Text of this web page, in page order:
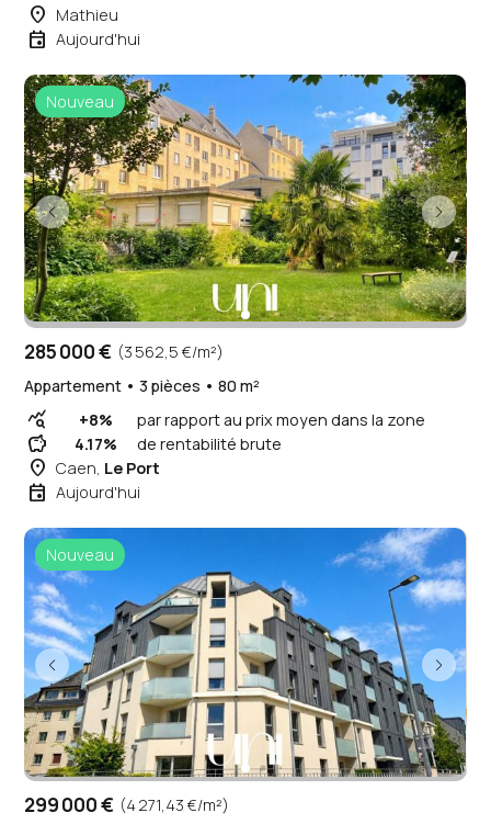
place Mathieu
event Aujourd'hui
Nouveau
285 000 € (3 562,5 €/m²)
Appartement • 3 pièces • 80 m²
query_stats +8% par rapport au prix moyen dans la zone
savings 4.17% de rentabilité brute
place Caen, Le Port
event Aujourd'hui
Nouveau
299 000 € (4 271,43 €/m²)